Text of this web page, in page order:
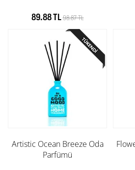
89.88 TL98.87 TL
Artistic Ocean Breeze Oda
Parfümü